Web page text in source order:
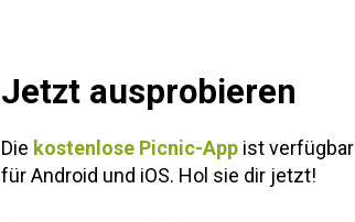
Jetzt ausprobieren
Die kostenlose Picnic-Appist verfügbar
für Android und iOS. Hol sie dir jetzt!